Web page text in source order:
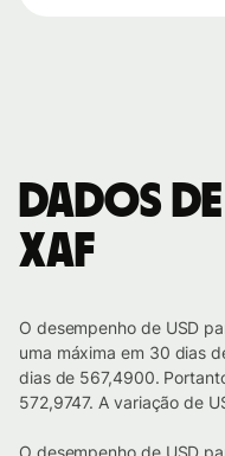
Dados de
XAF
O desempenho de USD
uma máxima em 30 dias
dias de 567,4900.
572,9747. A variação de